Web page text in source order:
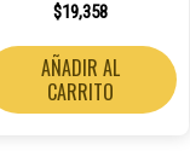
$19,358
AÑADIR AL
CARRITO